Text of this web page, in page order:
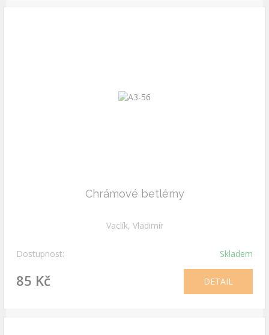
Chrámové betlémy
Vaclík, Vladimír
Dostupnost: Skladem
85 Kč DETAIL